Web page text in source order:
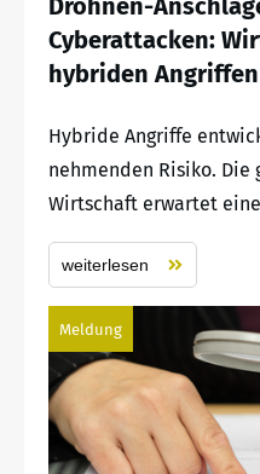
Cyberattacken:
hybriden Angriffen
Hybride Angriffe
nehmenden Risiko. Die
Wirtschaft erwartet
weiterlesen
Meldung